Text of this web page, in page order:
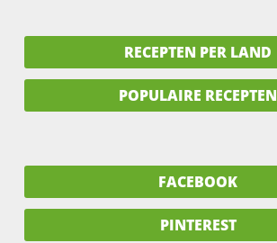
RECEPTEN PER LAND
POPULAIRE RECEPTEN
FACEBOOK
PINTEREST